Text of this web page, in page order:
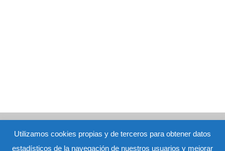
Utilizamos cookies propias y de terceros para obtener datos
estadísticos de la navegación de nuestros usuarios y mejorar